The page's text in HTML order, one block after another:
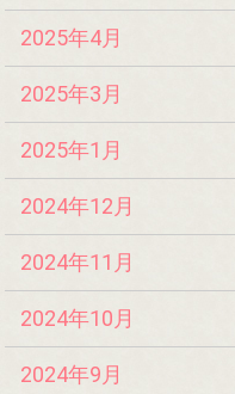
2025年4月
2025年3月
2025年1月
2024年12月
2024年11月
2024年10月
2024年9月